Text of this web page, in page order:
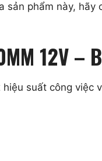
sản phẩm này, hãy
12V –
suất công việc